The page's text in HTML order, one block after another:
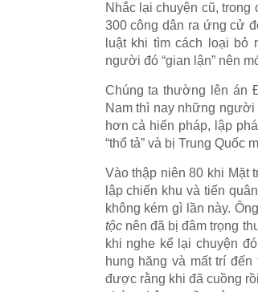
Nhắc lại chuyện cũ,
300 công dân ra ứng cử
luật khi tìm cách loại
người đó “gian lận” nên
Chúng ta thường lên án
Nam thì nay những người
hơn cả hiến pháp, lập
“thổ tả” và bị Trung Quốc
Vào thập niên 80 khi Mặt
lập chiến khu và tiến
không kém gì lần này.
tộcnên đã bị đâm trọng
khi nghe kể lại chuyện
hung hăng và mất trí
được rằng khi đã cuồng